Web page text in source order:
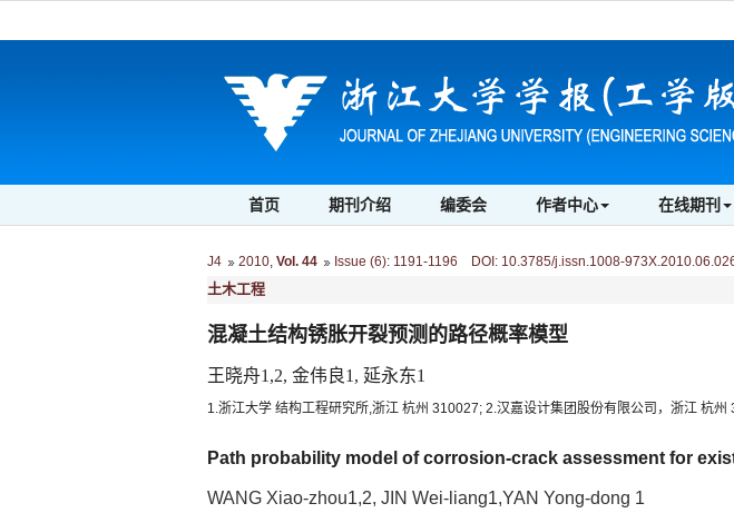
首页 期刊介绍 编委会 作者中心 在线期刊
J4 2010, Vol. 44 Issue (6): 1191-1196 DOI: 10.3785/j.issn.1008-
土木工程
混凝土结构锈胀开裂预测的路径概率模型
王晓舟1,2, 金伟良1, 延永东1
1.浙江大学 结构工程研究所,浙江 杭州 310027; 2.汉嘉设计集团股份有限公司，浙江 杭州
Path probability model of corrosion-crack assessment for
WANG Xiao-zhou1,2, JIN Wei-liang1,YAN Yong-dong 1